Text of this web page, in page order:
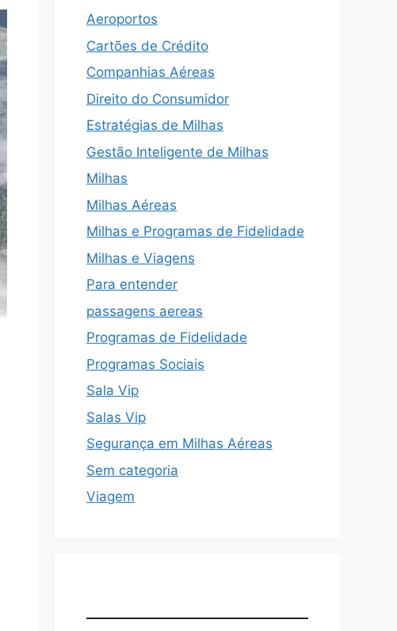
Aeroportos
Cartões de Crédito
Companhias Aéreas
Direito do Consumidor
Estratégias de Milhas
Gestão Inteligente de Milhas
Milhas
Milhas Aéreas
Milhas e Programas de Fidelidade
Milhas e Viagens
Para entender
passagens aereas
Programas de Fidelidade
Programas Sociais
Sala Vip
Salas Vip
Segurança em Milhas Aéreas
Sem categoria
Viagem